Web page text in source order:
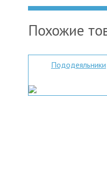
Похожие
Пододеяльники